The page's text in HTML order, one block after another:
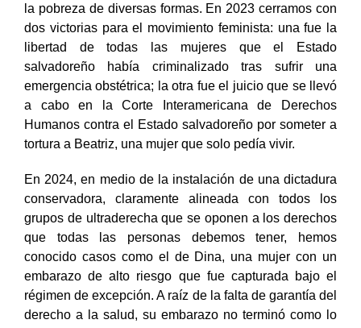
la pobreza de diversas formas. En 2023 cerramos con
dos victorias para el movimiento feminista: una fue la
libertad de todas las mujeres que el Estado
salvadoreño había criminalizado tras sufrir una
emergencia obstétrica; la otra fue el juicio que se llevó
a cabo en la Corte Interamericana de Derechos
Humanos contra el Estado salvadoreño por someter a
tortura a Beatriz, una mujer que solo pedía vivir.
En 2024, en medio de la instalación de una dictadura
conservadora, claramente alineada con todos los
grupos de ultraderecha que se oponen a los derechos
que todas las personas debemos tener, hemos
conocido casos como el de Dina, una mujer con un
embarazo de alto riesgo que fue capturada bajo el
régimen de excepción. A raíz de la falta de garantía del
derecho a la salud, su embarazo no terminó como lo